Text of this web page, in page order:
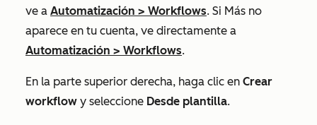
ve a Automatización > Workflows. Si Más no
aparece en tu cuenta, ve directamente a
Automatización > Workflows.
En la parte superior derecha, haga clic en Crear
workflow y seleccione Desde plantilla.